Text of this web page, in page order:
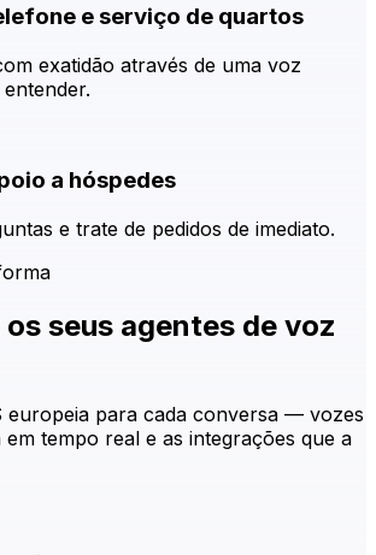
e serviço de quartos
exatidão através de uma voz
a hóspedes
e trate de pedidos de imediato.
os seus agentes de voz
europeia para cada conversa — vozes
em tempo real e as integrações que a